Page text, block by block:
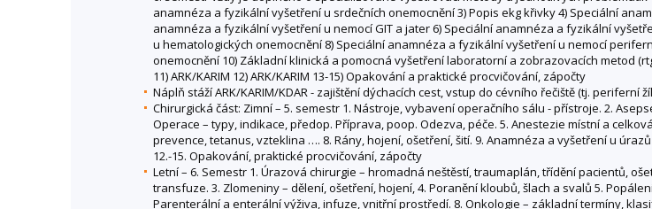
anamnéza a fyzikální vyšetření u srdečních onemocnění 3) Popis ekg křivky 4) Speciální
anamnéza a fyzikální vyšetření u nemocí GIT a jater 6) Speciální anamnéza a fyzikální
u hematologických onemocnění 8) Speciální anamnéza a fyzikální vyšetření u nemocí
onemocnění 10) Základní klinická a pomocná vyšetření laboratorní a zobrazovacích metod
11) ARK/KARIM 12) ARK/KARIM 13-15) Opakování a praktické procvičování, zápočty
Náplň stáží ARK/KARIM/KDAR - zajištění dýchacích cest, vstup do cévního řečiště (tj. periferní
Chirurgická část: Zimní – 5. semestr 1. Nástroje, vybavení operačního sálu - přístroje. 2.
Operace – typy, indikace, předop. Příprava, poop. Odezva, péče. 5. Anestezie místní a
prevence, tetanus, vzteklina …. 8. Rány, hojení, ošetření, šití. 9. Anamnéza a vyšetření u
12.-15. Opakování, praktické procvičování, zápočty
Letní – 6. Semestr 1. Úrazová chirurgie – hromadná neštěstí, traumaplán, třídění pacientů,
transfuze. 3. Zlomeniny – dělení, ošetření, hojení, 4. Poranění kloubů, šlach a svalů 5.
Parenterální a enterální výživa, infuze, vnitřní prostředí. 8. Onkologie – základní termíny,